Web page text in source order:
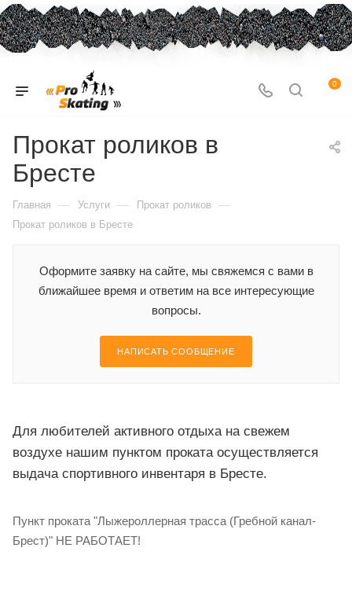
0
Прокат роликов в
Бресте
Главная — Услуги — Прокат роликов —
Прокат роликов в Бресте
Оформите заявку на сайте, мы свяжемся с вами в
ближайшее время и ответим на все интересующие
вопросы.
НАПИСАТЬ СООБЩЕНИЕ
Для любителей активного отдыха на свежем
воздухе нашим пунктом проката осуществляется
выдача спортивного инвентаря в Бресте.
Пункт проката "Лыжероллерная трасса (Гребной канал-
Брест)" НЕ РАБОТАЕТ!